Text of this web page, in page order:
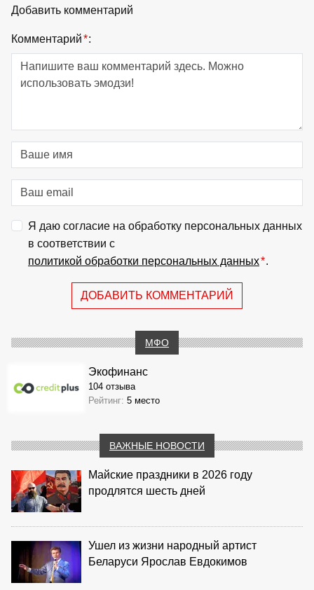
Добавить комментарий
Комментарий*:
Я даю согласие на обработку персональных данных
в соответствии с
политикой обработки персональных данных*.
ДОБАВИТЬ КОММЕНТАРИЙ
МФО
Экофинанс
104 отзыва
Рейтинг: 5 место
ВАЖНЫЕ НОВОСТИ
Майские праздники в 2026 году
продлятся шесть дней
Ушел из жизни народный артист
Беларуси Ярослав Евдокимов